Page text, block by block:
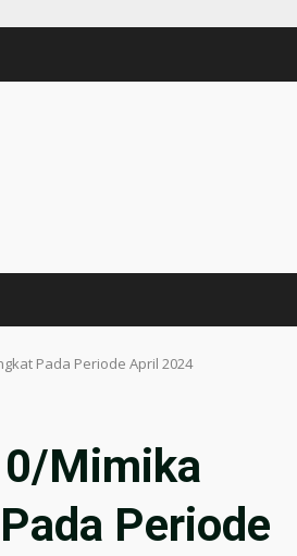
Pada Periode April 2024
Mimika
Periode